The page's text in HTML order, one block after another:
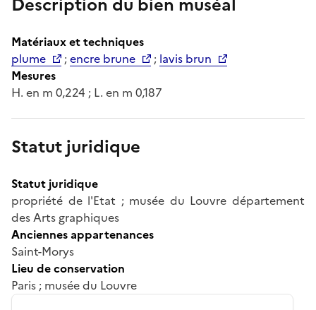
Matériaux et techniques
plume
;encre brune ; lavis brun
Mesures
H. en m 0,224 ; L. en m 0,187
Statut juridique
Statut juridique
propriété de l'Etat ; musée du Louvre département
des Arts graphiques
Anciennes appartenances
Saint-Morys
Lieu de conservation
Paris ; musée du Louvre